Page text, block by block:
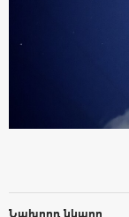
Նախորդ նկարը